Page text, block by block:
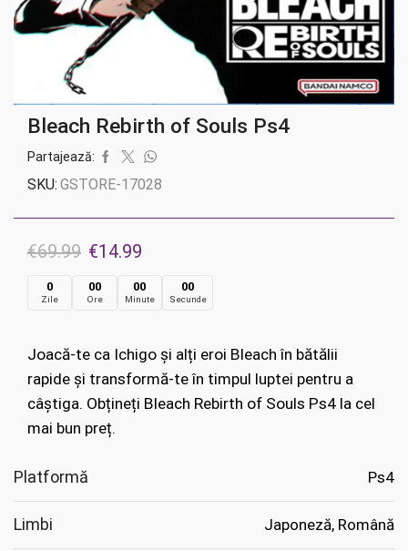
Bleach Rebirth of Souls Ps4
Partajează:
SKU: GSTORE-17028
€69.99 Prețul
inițial
a
€69.99.
€14.99
curent
este:
0
Zile
00
Ore
00
Minute
00
Secunde
Joacă-te ca Ichigo și alți eroi Bleach în bătălii
rapide și transformă-te în timpul luptei pentru a
câștiga. Obțineți Bleach Rebirth of Souls Ps4 la cel
mai bun preț.
Platformă Ps4
Limbi Japoneză, Română